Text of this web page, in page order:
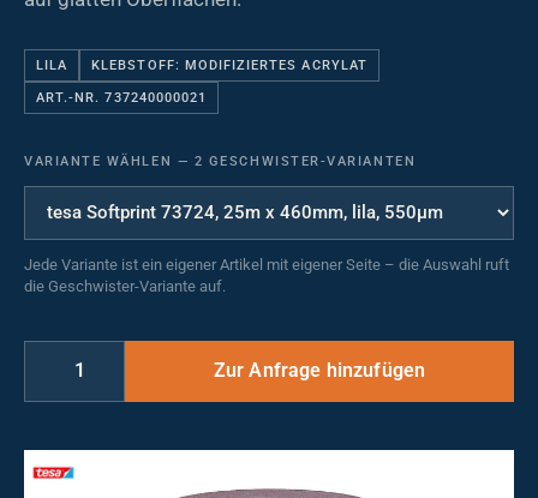
LILA KLEBSTOFF: MODIFIZIERTES ACRYLAT
ART.-NR. 737240000021
VARIANTE WÄHLEN — 2 GESCHWISTER-VARIANTEN
Jede Variante ist ein eigener Artikel mit eigener Seite – die Auswahl ruft
die Geschwister-Variante auf.